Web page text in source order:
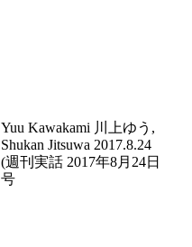
Yuu Kawakami 川上ゆう,
Shukan Jitsuwa 2017.8.24
(週刊実話 2017年8月24日
号